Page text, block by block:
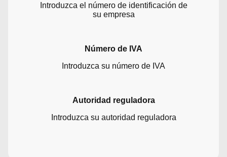
Introduzca el número de identificación de
su empresa
Número de IVA
Introduzca su número de IVA
Autoridad reguladora
Introduzca su autoridad reguladora